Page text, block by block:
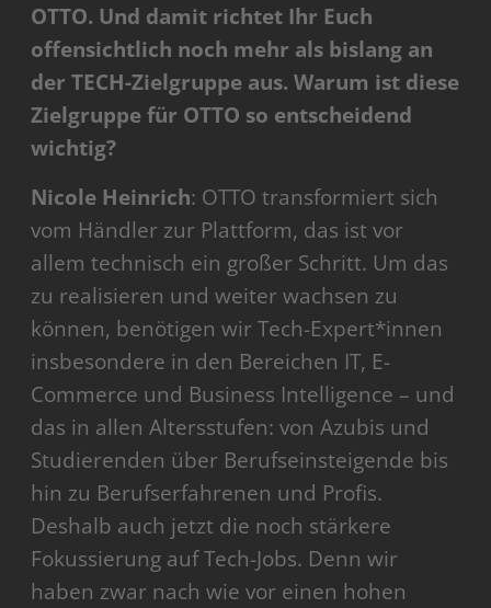
OTTO. Und damit richtet Ihr Euch
offensichtlich noch mehr als bislang an
der TECH-Zielgruppe aus. Warum ist diese
Zielgruppe für OTTO so entscheidend
wichtig?
Nicole Heinrich: OTTO transformiert sich
vom Händler zur Plattform, das ist vor
allem technisch ein großer Schritt. Um das
zu realisieren und weiter wachsen zu
können, benötigen wir Tech-Expert*innen
insbesondere in den Bereichen IT, E-
Commerce und Business Intelligence – und
das in allen Altersstufen: von Azubis und
Studierenden über Berufseinsteigende bis
hin zu Berufserfahrenen und Profis.
Deshalb auch jetzt die noch stärkere
Fokussierung auf Tech-Jobs. Denn wir
haben zwar nach wie vor einen hohen